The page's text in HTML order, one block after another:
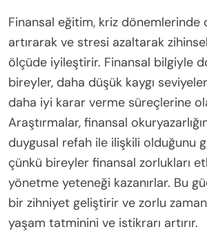
Finansal eğitim, kriz dönemlerinde
artırarak ve stresi azaltarak
ölçüde iyileştirir. Finansal bilgiyle
bireyler, daha düşük kaygı
daha iyi karar verme süreçlerine
Araştırmalar, finansal
duygusal refah ile ilişkili olduğunu
çünkü bireyler finansal zorlukları
yönetme yeteneği kazanırlar. Bu
bir zihniyet geliştirir ve zorlu
yaşam tatminini ve istikrarı artırır.